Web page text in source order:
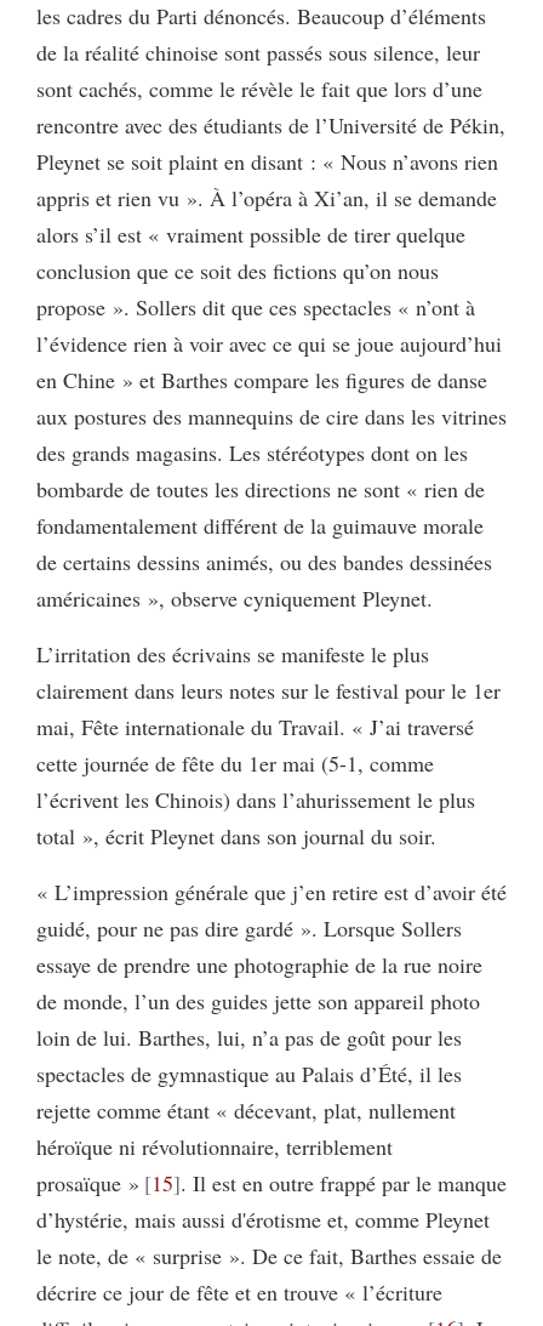
les cadres du Parti dénoncés. Beaucoup d’éléments
de la réalité chinoise sont passés sous silence, leur
sont cachés, comme le révèle le fait que lors d’une
rencontre avec des étudiants de l’Université de Pékin,
Pleynet se soit plaint en disant : « Nous n’avons rien
appris et rien vu ». À l’opéra à Xi’an, il se demande
alors s’il est « vraiment possible de tirer quelque
conclusion que ce soit des fictions qu’on nous
propose ». Sollers dit que ces spectacles « n’ont à
l’évidence rien à voir avec ce qui se joue aujourd’hui
en Chine » et Barthes compare les figures de danse
aux postures des mannequins de cire dans les vitrines
des grands magasins. Les stéréotypes dont on les
bombarde de toutes les directions ne sont « rien de
fondamentalement différent de la guimauve morale
de certains dessins animés, ou des bandes dessinées
américaines », observe cyniquement Pleynet.
L’irritation des écrivains se manifeste le plus
clairement dans leurs notes sur le festival pour le 1er
mai, Fête internationale du Travail. « J’ai traversé
cette journée de fête du 1er mai (5-1, comme
l’écrivent les Chinois) dans l’ahurissement le plus
total », écrit Pleynet dans son journal du soir.
« L’impression générale que j’en retire est d’avoir été
guidé, pour ne pas dire gardé ». Lorsque Sollers
essaye de prendre une photographie de la rue noire
de monde, l’un des guides jette son appareil photo
loin de lui. Barthes, lui, n’a pas de goût pour les
spectacles de gymnastique au Palais d’Été, il les
rejette comme étant « décevant, plat, nullement
héroïque ni révolutionnaire, terriblement
prosaïque » 15 . Il est en outre frappé par le manque
d’hystérie, mais aussi d'érotisme et, comme Pleynet
le note, de « surprise ». De ce fait, Barthes essaie de
décrire ce jour de fête et en trouve « l’écriture